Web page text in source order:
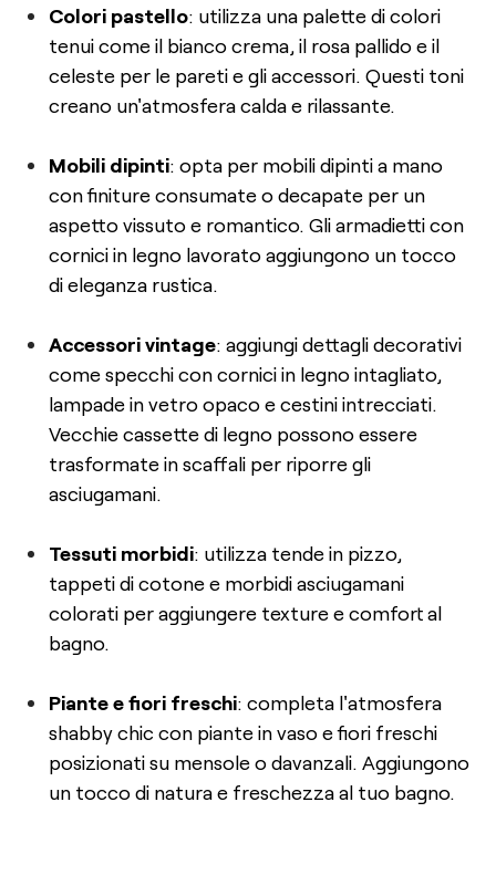
Colori pastello: utilizza una palette di colori
tenui come il bianco crema, il rosa pallido e il
celeste per le pareti e gli accessori. Questi toni
creano un'atmosfera calda e rilassante.
Mobili dipinti: opta per mobili dipinti a mano
con finiture consumate o decapate per un
aspetto vissuto e romantico. Gli armadietti con
cornici in legno lavorato aggiungono un tocco
di eleganza rustica.
Accessori vintage: aggiungi dettagli decorativi
come specchi con cornici in legno intagliato,
lampade in vetro opaco e cestini intrecciati.
Vecchie cassette di legno possono essere
trasformate in scaffali per riporre gli
asciugamani.
Tessuti morbidi: utilizza tende in pizzo,
tappeti di cotone e morbidi asciugamani
colorati per aggiungere texture e comfort al
bagno.
Piante e fiori freschi: completa l'atmosfera
shabby chic con piante in vaso e fiori freschi
posizionati su mensole o davanzali. Aggiungono
un tocco di natura e freschezza al tuo bagno.